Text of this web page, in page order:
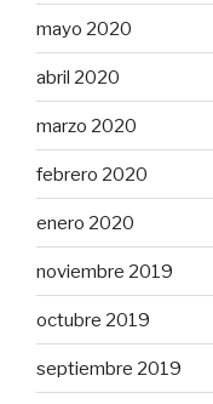
mayo 2020
abril 2020
marzo 2020
febrero 2020
enero 2020
noviembre 2019
octubre 2019
septiembre 2019